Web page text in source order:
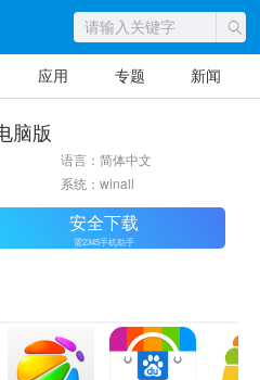
应用 专题 新闻
脑版
语言：简体中文
系统：winall
安全下载
需2345手机助手